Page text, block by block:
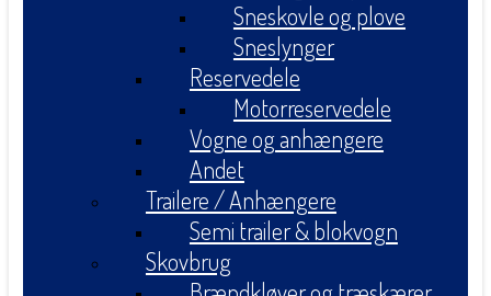
Sneskovle og plove
Sneslynger
Reservedele
Motorreservedele
Vogne og anhængere
Andet
Trailere / Anhængere
Semi trailer & blokvogn
Skovbrug